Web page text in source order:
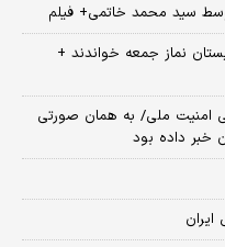
توسط سید محمد خاتمی+ فیلم
نماز جمعه خواندند +
امنیت ملی/ به همان صورتی
خبر داده بود